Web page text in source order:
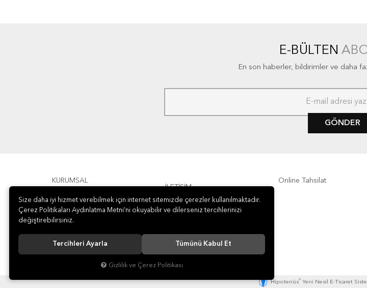
E-BÜLTEN
En son haberler, bildirimler ve daha
GÖNDER
KURUMSAL
ÖDEME
İLETİŞİM
Online Tahsilat
Hipotenüs® Yeni Nesil E-Ticaret
Size daha iyi hizmet verebilmek için internet sitemizde çerezler kullanılmaktadır.
Çerez Politikaları Aydınlatma Metni’ni okuyabilir ve dilerseniz tercihlerinizi
değiştirebilirsiniz.
Tercihleri Ayarla Tümünü Kabul Et
Gizlilik ve Çerez Politikası